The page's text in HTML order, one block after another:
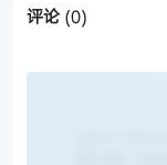
评论 (0)